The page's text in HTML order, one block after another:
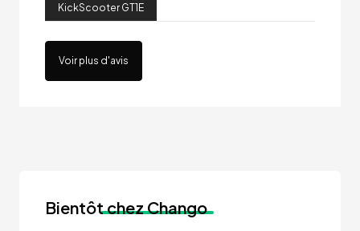
KickScooter GT1E
Voir plus d'avis
Bientôtchez Chango